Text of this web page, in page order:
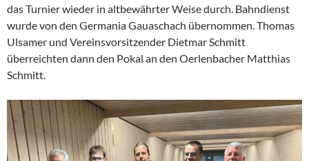
das Turnier wieder in altbewährter Weise durch. Bahndienst
wurde von den Germania Gauaschach übernommen. Thomas
Ulsamer und Vereinsvorsitzender Dietmar Schmitt
überreichten dann den Pokal an den Oerlenbacher Matthias
Schmitt.